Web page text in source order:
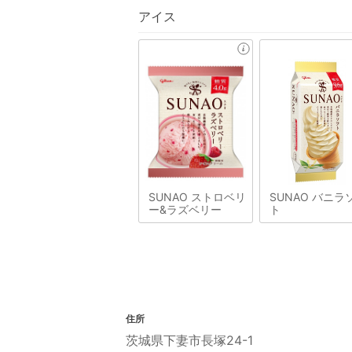
アイス
SUNAO ストロベリ
ー&ラズベリー
SUNAO バニラ
ト
住所
茨城県下妻市長塚24-1